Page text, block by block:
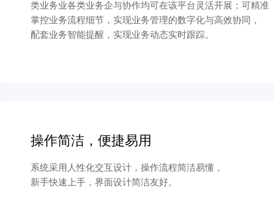
类业务业各类业务企与协作均可在该平台灵活开展；可精准
掌控业务流程细节，实现业务管理的数字化与高效协同，
配套业务智能提醒，实现业务动态实时跟踪。
操作简洁，便捷易用
系统采用人性化交互设计，操作流程简洁易懂，
新手快速上手，界面设计简洁友好。